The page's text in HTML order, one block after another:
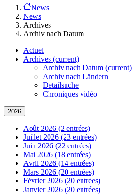
News
News
Archives
Archiv nach Datum
Actuel
Archives (current)
Archiv nach Datum (current)
Archiv nach Ländern
Detailsuche
Chroniques vidéo
2026
Août 2026 (2 entrées)
Juillet 2026 (23 entrées)
Juin 2026 (22 entrées)
Mai 2026 (18 entrées)
Avril 2026 (14 entrées)
Mars 2026 (20 entrées)
Février 2026 (20 entrées)
Janvier 2026 (20 entrées)